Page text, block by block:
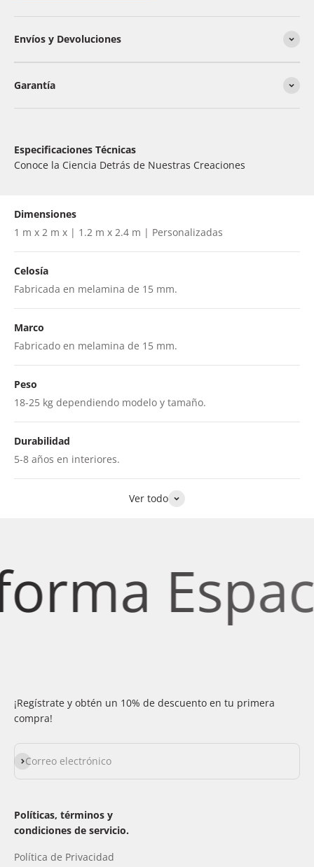
Envíos y Devoluciones
Garantía
Especificaciones Técnicas
Conoce la Ciencia Detrás de Nuestras Creaciones
Dimensiones
1 m x 2 m x | 1.2 m x 2.4 m | Personalizadas
Celosía
Fabricada en melamina de 15 mm.
Marco
Fabricado en melamina de 15 mm.
Peso
18-25 kg dependiendo modelo y tamaño.
Durabilidad
5-8 años en interiores.
Ver todo
¡Regístrate y obtén un 10% de descuento en tu primera
compra!
Correo electrónico
Suscribirse
Políticas, términos y
condiciones de servicio.
Política de Privacidad